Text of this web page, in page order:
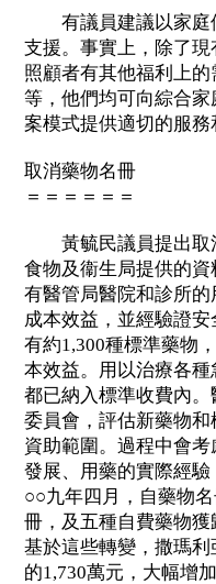
有議員建議以家庭
支援。事實上，除了
照顧者有其他福利上
等，他們均可向綜合
案模式提供適切的服務
取消藥物名冊
＝＝＝＝＝＝
黃毓民議員提出取
食物及衞生局提供的
有醫管局醫院和診所
成本效益，並經驗證
有約1,300種標準藥物
本效益。用以治療各
都已納入標準收費內
委員會，評估新藥物
資助範圍。過程中會
發展、用藥的實際經
○○九年四月，自藥物
冊，及五種自費藥物
基於這些轉變，撒瑪
的1,730萬元，大幅增